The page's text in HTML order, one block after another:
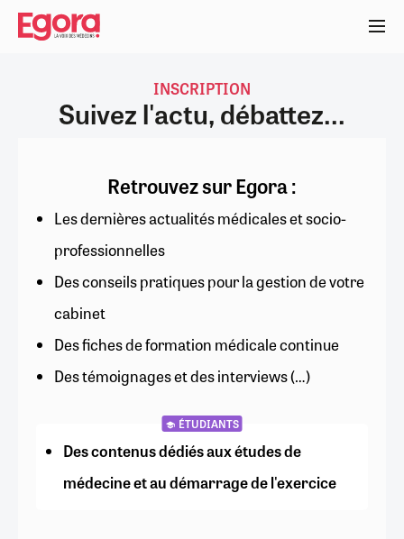
Aller
contenu
INSCRIPTION
Suivez l'actu, débattez...
Retrouvez sur Egora :
Les dernières actualités médicales et socio-
professionnelles
Des conseils pratiques pour la gestion de votre
cabinet
Des fiches de formation médicale continue
Des témoignages et des interviews (…)
ÉTUDIANTS
Des contenus dédiés aux études de
médecine et au démarrage de l'exercice